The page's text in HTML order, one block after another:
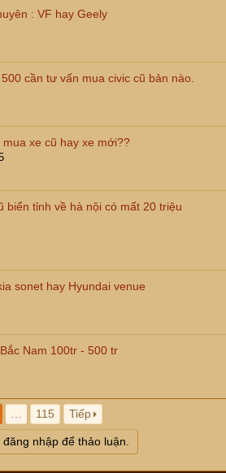
: VF hay Geely
cần tư vấn mua civic cũ bản nào.
mua xe cũ hay xe mới??
biển tỉnh về hà nội có mất 20 triệu
sonet hay Hyundai venue
Nam 100tr - 500 tr
115 Tiếp
đăng nhập để thảo luận.